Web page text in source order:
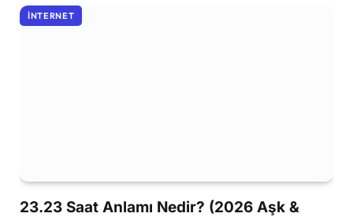
İNTERNET
23.23 Saat Anlamı Nedir? (2026 Aşk &